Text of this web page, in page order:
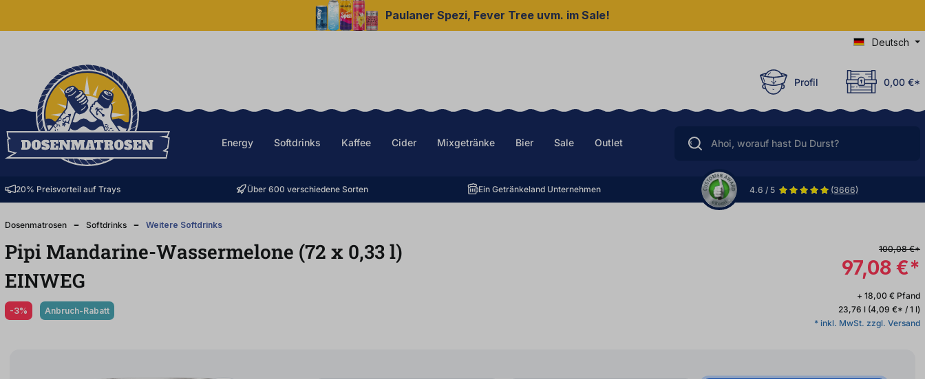
Paulaner Spezi, Fever Tree uvm. im Sale!
Deutsch
Profil 0,00 €*
Energy Softdrinks Kaffee Cider Mixgetränke Bier Sale Outlet
20% Preisvorteil auf Trays Über 600 verschiedene Sorten Ein Getränkeland Unternehmen 4.6 / 5 (3666)
Dosenmatrosen Softdrinks Weitere Softdrinks
Pipi Mandarine-Wassermelone (72 x 0,33l)
EINWEG
-3% Anbruch-Rabatt
100,08 €*
97,08 €*
+ 18,00 € Pfand
23,76 l (4,09 €* / 1 l)
* inkl. MwSt. zzgl. Versand